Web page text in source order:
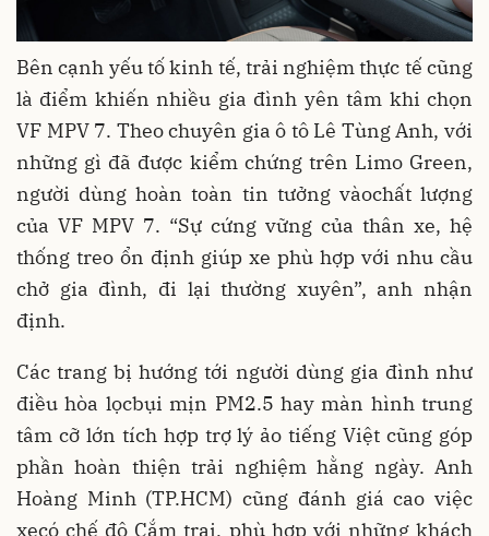
Bên cạnh yếu tố kinh tế, trải nghiệm thực tế cũng
là điểm khiến nhiều gia đình yên tâm khi chọn
VF MPV 7. Theo chuyên gia ô tô Lê Tùng Anh, với
những gì đã được kiểm chứng trên Limo Green,
người dùng hoàn toàn tin tưởng vàochất lượng
của VF MPV 7. “Sự cứng vững của thân xe, hệ
thống treo ổn định giúp xe phù hợp với nhu cầu
chở gia đình, đi lại thường xuyên”, anh nhận
định.
Các trang bị hướng tới người dùng gia đình như
điều hòa lọcbụi mịn PM2.5 hay màn hình trung
tâm cỡ lớn tích hợp trợ lý ảo tiếng Việt cũng góp
phần hoàn thiện trải nghiệm hằng ngày. Anh
Hoàng Minh (TP.HCM) cũng đánh giá cao việc
xecó chế độ Cắm trại, phù hợp với những khách